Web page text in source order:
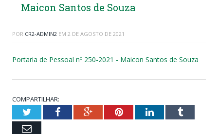
Maicon Santos de Souza
POR CR2-ADMIN2 EM 2 DE AGOSTO DE 2021
Portaria de Pessoal nº 250-2021 - Maicon Santos de Souza
COMPARTILHAR:
TwitterFacebookGoogle+PinterestLinkedInTumblr
Email